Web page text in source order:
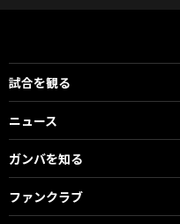
試合を観る
ニュース
ガンバを知る
ファンクラブ